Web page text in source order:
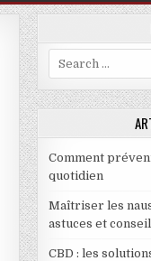
Search for:
Comment
quotidien
Maîtriser les
astuces et
CBD : les